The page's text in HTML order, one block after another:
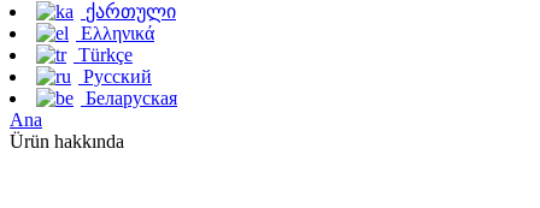
ქართული
Ελληνικά
Türkçe
Русский
Беларуская
Ana
Ürün hakkında